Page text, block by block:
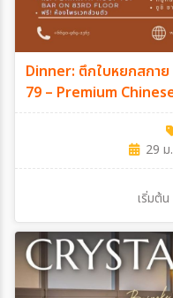
Dinner: ตึกใบหยกสกา
79 – Premium
ชม.
29
เริ่มต้น